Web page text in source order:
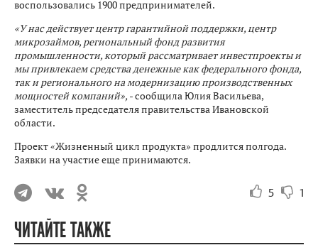
воспользовались 1900 предпринимателей.
«У нас действует центр гарантийной поддержки, центр
микрозаймов, региональный фонд развития
промышленности, который рассматривает инвестпроекты и
мы привлекаем средства денежные как федерального фонда,
так и регионального на модернизацию производственных
мощностей компаний», - сообщила Юлия Васильева,
заместитель председателя правительства Ивановской
области.
Проект «Жизненный цикл продукта» продлится полгода.
Заявки на участие еще принимаются.
5 1
ЧИТАЙТЕ ТАКЖЕ